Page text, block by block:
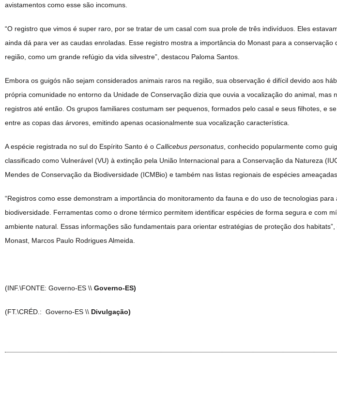
avistamentos como esse são incomuns.
“O registro que vimos é super raro, por se tratar de um casal com sua prole de três indivíduos. Eles
ainda dá para ver as caudas enroladas. Esse registro mostra a importância do Monast para a conservação
região, como um grande refúgio da vida silvestre”, destacou Paloma Santos.
Embora os guigós não sejam considerados animais raros na região, sua observação é difícil devido aos
própria comunidade no entorno da Unidade de Conservação dizia que ouvia a vocalização do animal, mas
registros até então. Os grupos familiares costumam ser pequenos, formados pelo casal e seus filhotes, e
entre as copas das árvores, emitindo apenas ocasionalmente sua vocalização característica.
A espécie registrada no sul do Espírito Santo é o Callicebus personatus , conhecido popularmente como
classificado como Vulnerável (VU) à extinção pela União Internacional para a Conservação da Natureza
Mendes de Conservação da Biodiversidade (ICMBio) e também nas listas regionais de espécies
“Registros como esse demonstram a importância do monitoramento da fauna e do uso de tecnologias para
biodiversidade. Ferramentas como o drone térmico permitem identificar espécies de forma segura e com
ambiente natural. Essas informações são fundamentais para orientar estratégias de proteção dos
Monast, Marcos Paulo Rodrigues Almeida.
(INF.\FONTE: Governo-ES \\ Governo-ES)
(FT.\CRÉD.: Governo-ES \\ Divulgação)